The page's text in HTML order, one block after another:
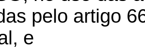
pelo artigo
e